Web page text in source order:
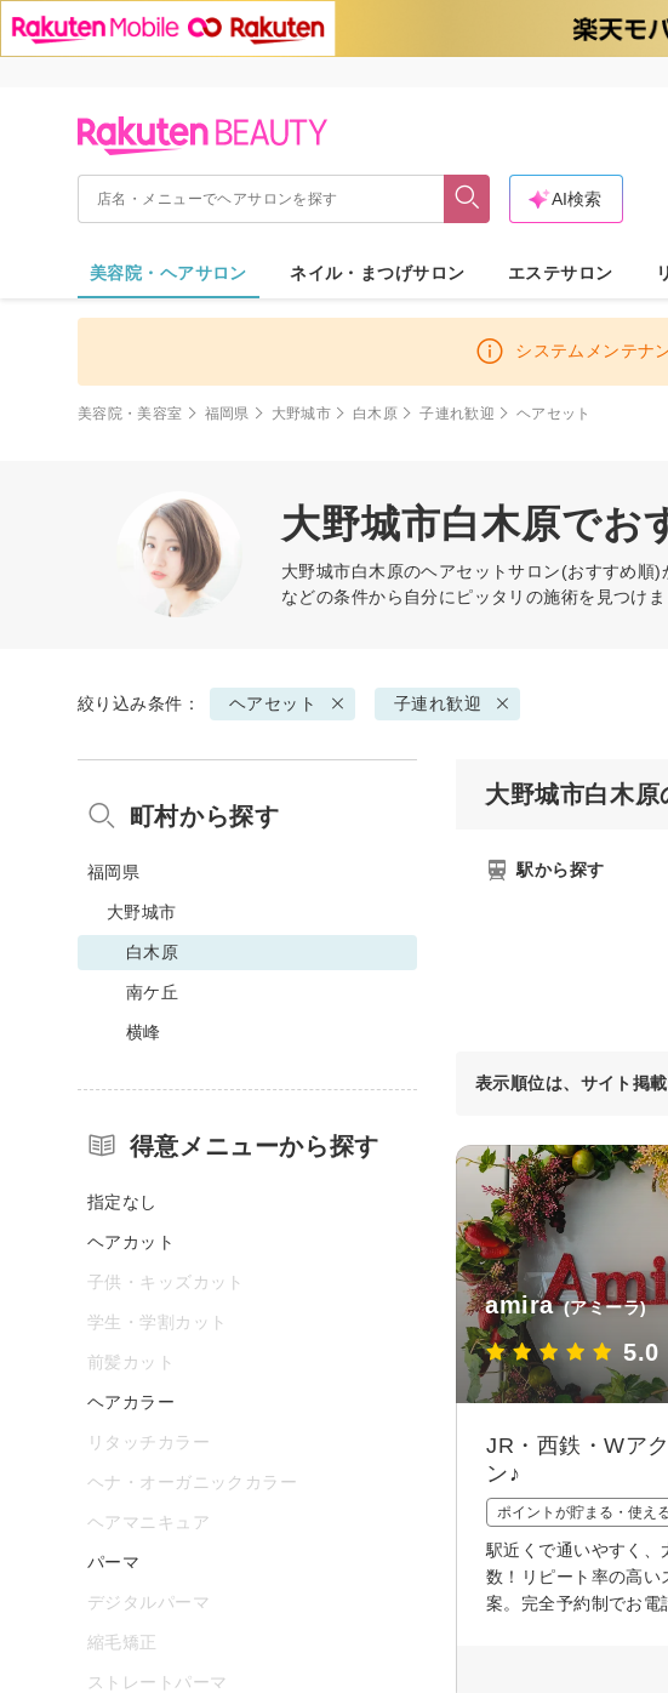
AI検索
美容院・ヘアサロン ネイル・まつげサロン エステサロン
システムメンテナ
美容院・美容室 福岡県 大野城市 白木原 子連れ歓迎 ヘアセット
大野城市白木原でお
大野城市白木原のヘアセットサロン(おすすめ順)
などの条件から自分にピッタリの施術を見つけ
絞り込み条件： ヘアセット 子連れ歓迎
大野城市白木
駅から探す
表示順位は、サイト掲
amira (アミーラ)
5.0
JR・西鉄・Wア
ン♪
ポイントが貯まる・使え
駅近くで通いやすく、
数！リピート率の高い
案。完全予約制でお電
町村から探す
福岡県
大野城市
白木原
南ケ丘
横峰
得意メニューから探す
指定なし
ヘアカット
子供・キッズカット
学生・学割カット
前髪カット
ヘアカラー
リタッチカラー
ヘナ・オーガニックカラー
ヘアマニキュア
パーマ
デジタルパーマ
縮毛矯正
ストレートパーマ